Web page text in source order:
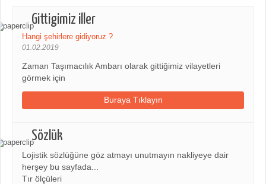
Gittigimiz iller
Hangi şehirlere gidiyoruz ?
01.02.2019
Zaman Taşımacılık Ambarı olarak gittiğimiz vilayetleri
görmek için
Buraya Tıklayın
Sözlük
Lojistik sözlüğüne göz atmayı unutmayın nakliyeye dair
herşey bu sayfada...
Tır ölçüleri